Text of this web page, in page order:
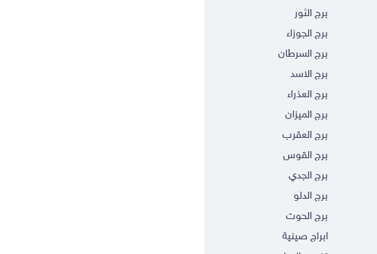
برج الثور
برج الجوزاء
برج السرطان
برج الاسد
برج العذراء
برج الميزان
برج العقرب
برج القوس
برج الجدي
برج الدلو
برج الحوت
ابراج صينية